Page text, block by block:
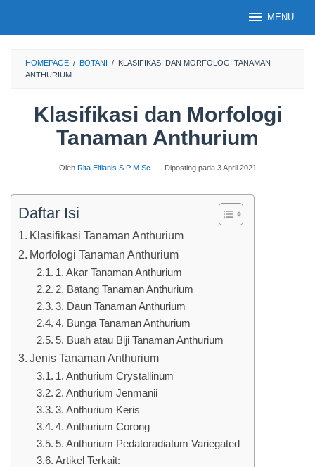
MENU
HOMEPAGE / BOTANI / KLASIFIKASI DAN MORFOLOGI TANAMAN
ANTHURIUM
Klasifikasi dan Morfologi
Tanaman Anthurium
Oleh Rita Elfianis S.P M.Sc Diposting pada 3 April 2021
Daftar Isi
Klasifikasi Tanaman Anthurium
Morfologi Tanaman Anthurium
1. Akar Tanaman Anthurium
2. Batang Tanaman Anthurium
3. Daun Tanaman Anthurium
4. Bunga Tanaman Anthurium
5. Buah atau Biji Tanaman Anthurium
Jenis Tanaman Anthurium
1. Anthurium Crystallinum
2. Anthurium Jenmanii
3. Anthurium Keris
4. Anthurium Corong
5. Anthurium Pedatoradiatum Variegated
Artikel Terkait: